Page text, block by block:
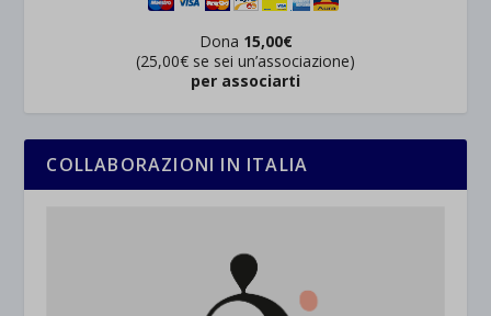
Dona 15,00€
(25,00€ se sei un’associazione)
per associarti
COLLABORAZIONI IN ITALIA